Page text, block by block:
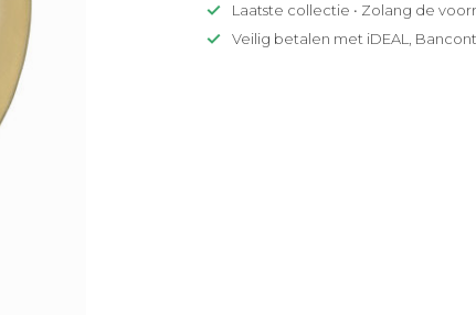
Laatste collectie • Zolang de
Veilig betalen met iDEAL,